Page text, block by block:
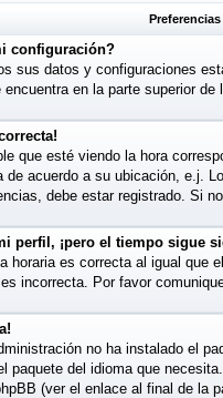
configuración?
sus datos y configuraciones
en la parte superior
que esté viendo la hora
de acuerdo a su ubicación, e.j.
debe estar registrado. Si
perfil, ¡pero el tiempo sigue
horaria es correcta al igual que
incorrecta. Por favor
no ha instalado el
paquete del idioma que
(ver el enlace al final de la